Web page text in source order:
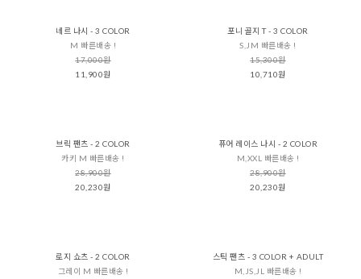
네르 나시 - 3 COLOR
M 빠른배송 !
17,000원
11,900원
포니 골지 T - 3 COLOR
S,JM 빠른배송 !
15,300원
10,710원
브릭 팬츠 - 2 COLOR
카키 M 빠른배송 !
28,900원
20,230원
퓨어 레이스 나시 - 2 COLOR
M,XXL 빠른배송 !
28,900원
20,230원
로지 쇼츠 - 2 COLOR
그레이 M 빠른배송 !
스틱 팬츠 - 3 COLOR + ADULT
M,JS,JL 빠른배송 !